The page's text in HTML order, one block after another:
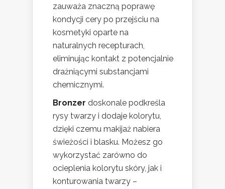
zauważa znaczną poprawę
kondycji cery po przejściu na
kosmetyki oparte na
naturalnych recepturach,
eliminując kontakt z potencjalnie
drażniącymi substancjami
chemicznymi.
Bronzer doskonale podkreśla
rysy twarzy i dodaje kolorytu,
dzięki czemu makijaż nabiera
świeżości i blasku. Możesz go
wykorzystać zarówno do
ocieplenia kolorytu skóry, jak i
konturowania twarzy –